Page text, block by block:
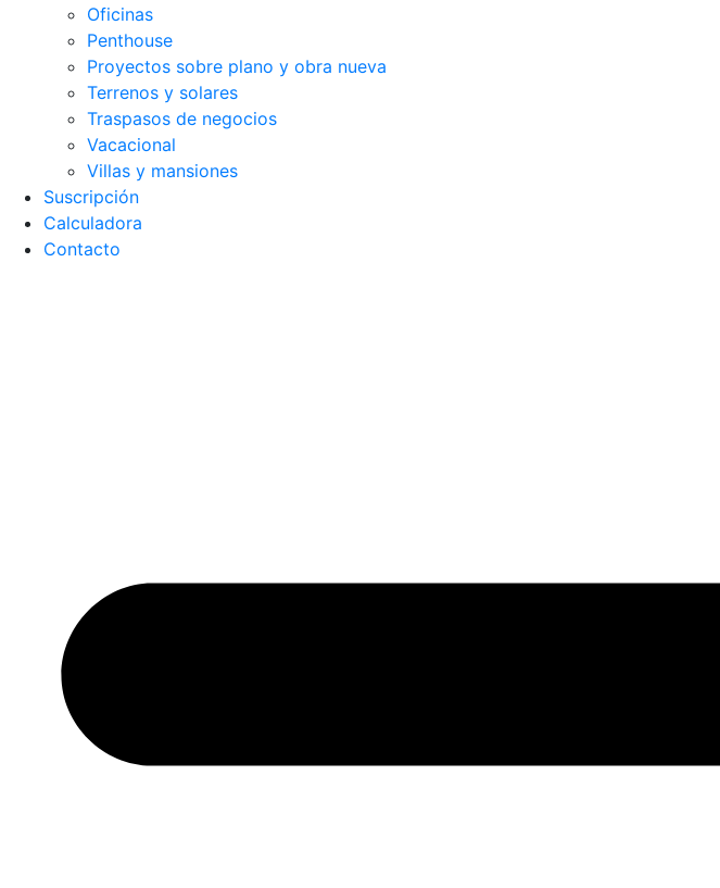
Oficinas
Penthouse
Proyectos sobre plano y obra nueva
Terrenos y solares
Traspasos de negocios
Vacacional
Villas y mansiones
Suscripción
Calculadora
Contacto